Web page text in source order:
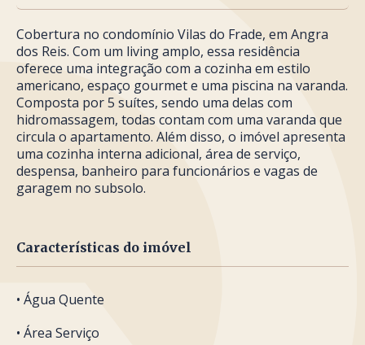
Cobertura no condomínio Vilas do Frade, em Angra
dos Reis. Com um living amplo, essa residência
oferece uma integração com a cozinha em estilo
americano, espaço gourmet e uma piscina na varanda.
Composta por 5 suítes, sendo uma delas com
hidromassagem, todas contam com uma varanda que
circula o apartamento. Além disso, o imóvel apresenta
uma cozinha interna adicional, área de serviço,
despensa, banheiro para funcionários e vagas de
garagem no subsolo.
Características do imóvel
• Água Quente
• Área Serviço